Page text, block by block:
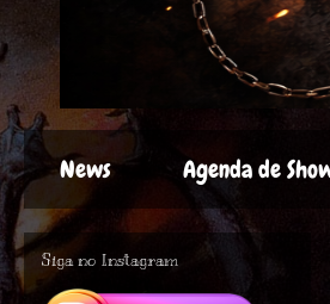
News Agenda de
Siga no Instagram